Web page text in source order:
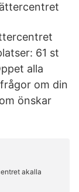
61 st
alla
om din
önskar